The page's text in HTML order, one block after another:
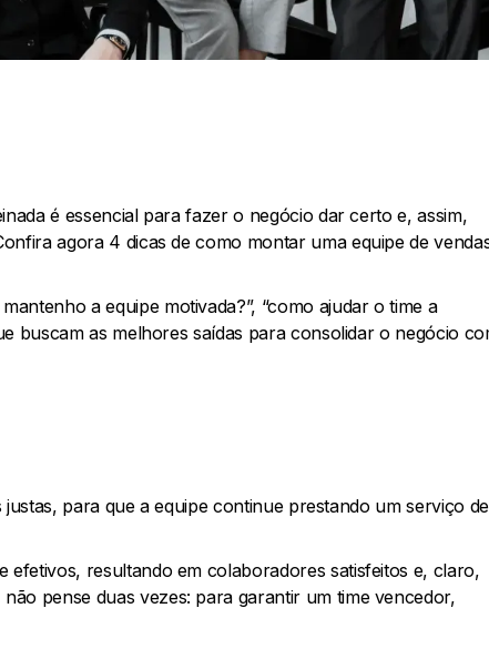
é essencial para fazer o negócio dar certo e, assim,
agora 4 dicas de como montar uma equipe de
a equipe motivada?”, “como ajudar o time a
buscam as melhores saídas para consolidar o negócio
para que a equipe continue prestando um serviço de
resultando em colaboradores satisfeitos e, claro,
pense duas vezes: para garantir um time vencedor,